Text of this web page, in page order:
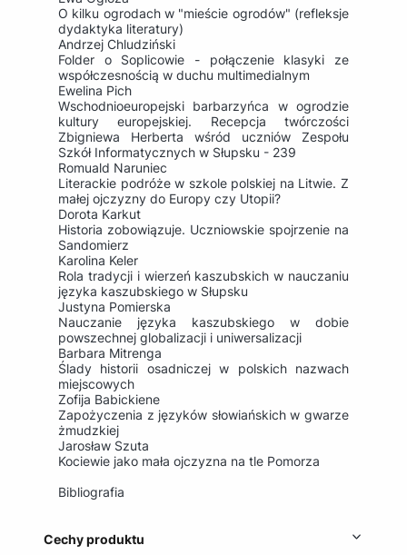
O kilku ogrodach w "mieście ogrodów" (refleksje
dydaktyka literatury)
Andrzej Chludziński
Folder o Soplicowie - połączenie klasyki ze
współczesnością w duchu multimedialnym
Ewelina Pich
Wschodnioeuropejski barbarzyńca w ogrodzie
kultury europejskiej. Recepcja twórczości
Zbigniewa Herberta wśród uczniów Zespołu
Szkół Informatycznych w Słupsku - 239
Romuald Naruniec
Literackie podróże w szkole polskiej na Litwie. Z
małej ojczyzny do Europy czy Utopii?
Dorota Karkut
Historia zobowiązuje. Uczniowskie spojrzenie na
Sandomierz
Karolina Keler
Rola tradycji i wierzeń kaszubskich w nauczaniu
języka kaszubskiego w Słupsku
Justyna Pomierska
Nauczanie języka kaszubskiego w dobie
powszechnej globalizacji i uniwersalizacji
Barbara Mitrenga
Ślady historii osadniczej w polskich nazwach
miejscowych
Zofija Babickiene
Zapożyczenia z języków słowiańskich w gwarze
żmudzkiej
Jarosław Szuta
Kociewie jako mała ojczyzna na tle Pomorza
Bibliografia
Cechy produktu